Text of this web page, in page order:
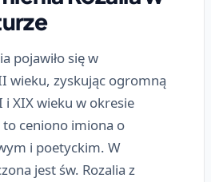
pojawiło się w
wieku, zyskując ogromną
XIX wieku w okresie
ceniono imiona o
i poetyckim. W
jest św. Rozalia z